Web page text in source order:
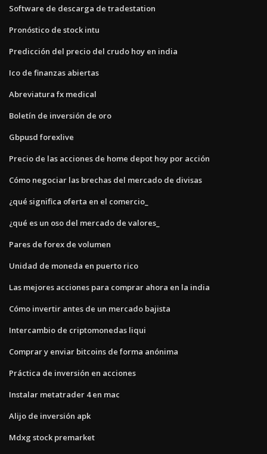
Software de descarga de tradestation
Pronóstico de stock intu
Predicción del precio del crudo hoy en india
Ico de finanzas abiertas
Abreviatura fx medical
Boletín de inversión de oro
Gbpusd forexlive
Precio de las acciones de home depot hoy por acción
Cómo negociar las brechas del mercado de divisas
¿qué significa oferta en el comercio_
¿qué es un oso del mercado de valores_
Pares de forex de volumen
Unidad de moneda en puerto rico
Las mejores acciones para comprar ahora en la india
Cómo invertir antes de un mercado bajista
Intercambio de criptomonedas liqui
Comprar y enviar bitcoins de forma anónima
Práctica de inversión en acciones
Instalar metatrader 4 en mac
Alijo de inversión apk
Mdxg stock premarket